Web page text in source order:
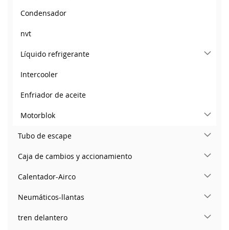
Condensador
nvt
Líquido refrigerante
Intercooler
Enfriador de aceite
Motorblok
Tubo de escape
Caja de cambios y accionamiento
Calentador-Airco
Neumáticos-llantas
tren delantero